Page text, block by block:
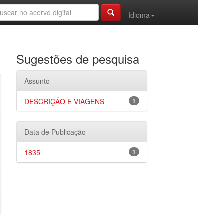
Idioma
Sugestões de pesquisa
Assunto
1
DESCRIÇÃO E VIAGENS
Data de Publicação
1
1835